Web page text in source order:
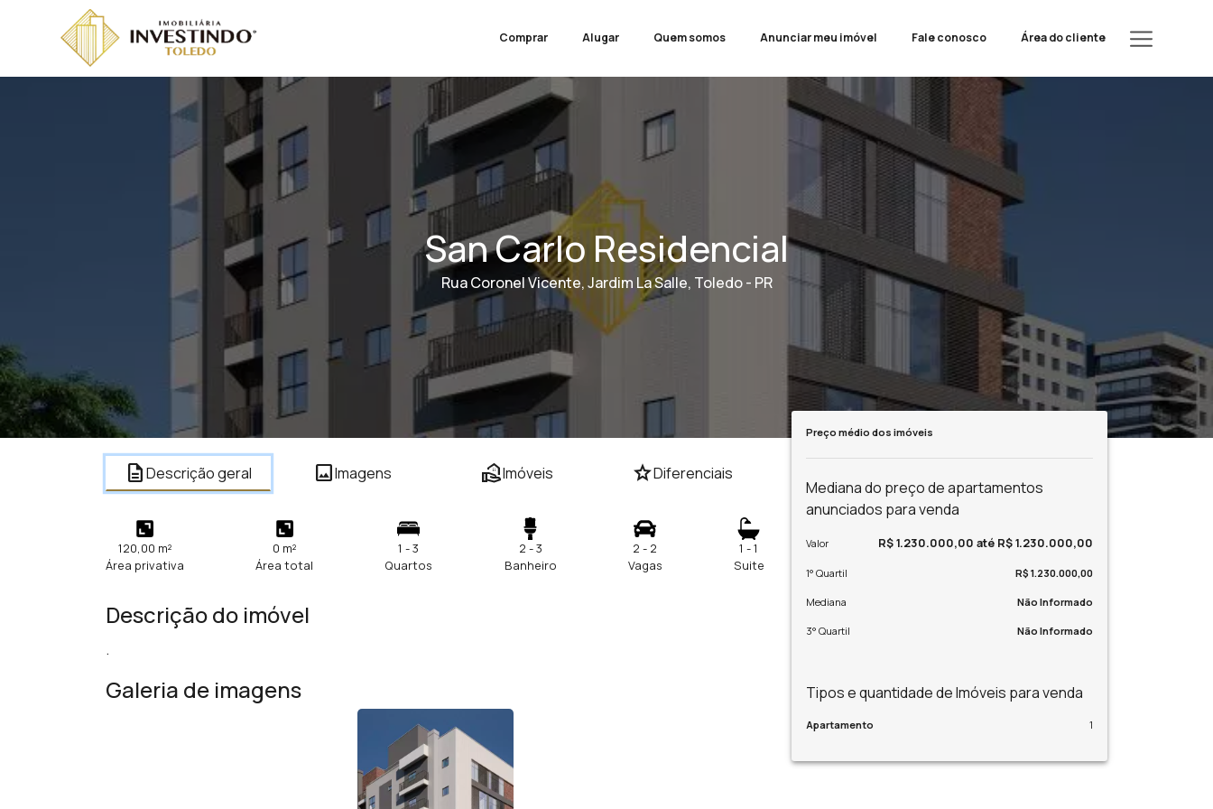
Comprar Alugar Quem somos Anunciar meu imóvel Fale conosco Área do cliente
San Carlo Residencial
Rua Coronel Vicente, Jardim La Salle, Toledo - PR
descriptionDescrição geral imageImagens real_estate_agentImóveis starDiferenciais
120,00 m²
Área privativa
0 m²
Área total
1 - 3
Quartos
2 - 3
Banheiro
2 - 2
Vagas
1 - 1
Suite
Descrição do imóvel
.
Galeria de imagens
Preço médio dos imóveis
Mediana do preço de apartamentos
anunciados para venda
Valor R$ 1.230.000,00 até R$ 1.230.000,00
1° Quartil R$ 1.230.000,00
Mediana Não Informado
3° Quartil Não Informado
Tipos e quantidade de Imóveis para venda
Apartamento 1